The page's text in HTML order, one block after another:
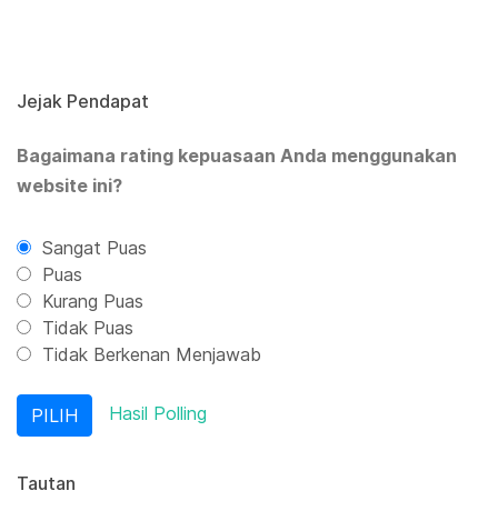
Jejak Pendapat
Bagaimana rating kepuasaan Anda menggunakan
website ini?
Sangat Puas
Puas
Kurang Puas
Tidak Puas
Tidak Berkenan Menjawab
Hasil Polling
Tautan